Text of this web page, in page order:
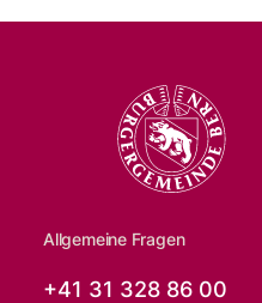
Allgemeine Fragen
+41 31 328 86 00